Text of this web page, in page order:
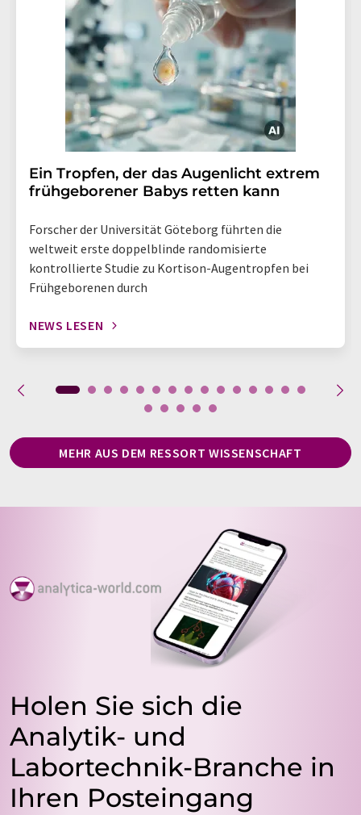
Ein Tropfen, der das Augenlicht extrem
frühgeborener Babys retten kann
Forscher der Universität Göteborg führten die
weltweit erste doppelblinde randomisierte
kontrollierte Studie zu Kortison-Augentropfen bei
Frühgeborenen durch
NEWS LESEN
MEHR AUS DEM RESSORT WISSENSCHAFT
Holen Sie sich die
Analytik- und
Labortechnik-Branche in
Ihren Posteingang